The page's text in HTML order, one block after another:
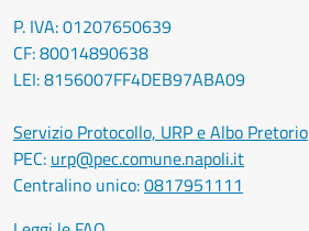
P. IVA: 01207650639
CF: 80014890638
LEI: 8156007FF4DEB97ABA09
Servizio Protocollo, URP e Albo Pretorio
PEC: urp@pec.comune.napoli.it
Centralino unico:0817951111